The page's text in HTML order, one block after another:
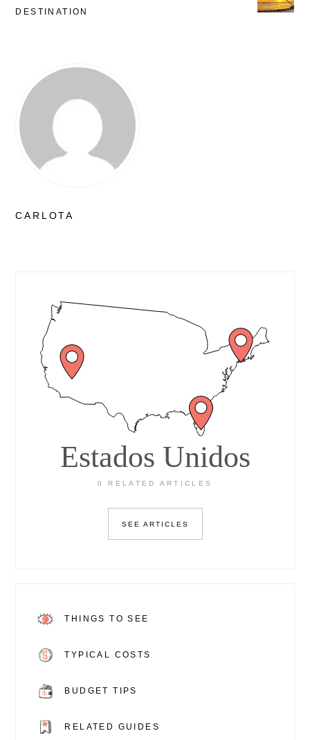
DESTINATION
CARLOTA
Estados Unidos
0 RELATED ARTICLES
SEE ARTICLES
THINGS TO SEE
TYPICAL COSTS
BUDGET TIPS
RELATED GUIDES